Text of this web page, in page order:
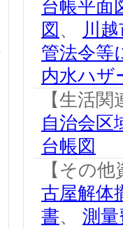
台帳平面
図 、
川
管法令等
内水ハザ
【生活
自治会区
台帳図
【その
古屋解体
書、 測